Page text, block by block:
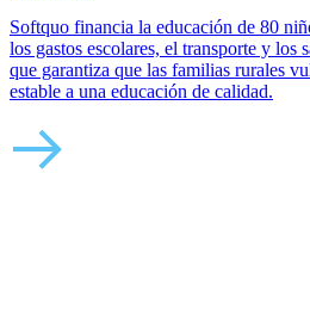
Softquo financia la educación de 80
los gastos escolares, el transporte y los
que garantiza que las familias rurales
estable a una educación de calidad.